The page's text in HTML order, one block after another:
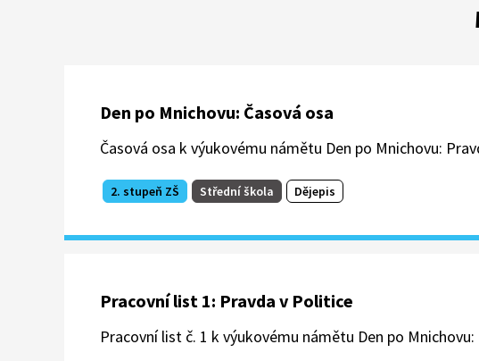
Den po Mnichovu: Časová osa
Časová osa k výukovému námětu Den po Mnichovu:
2. stupeň ZŠ Střední škola Dějepis
Pracovní list 1: Pravda v Politice
Pracovní list č. 1 k výukovému námětu Den po